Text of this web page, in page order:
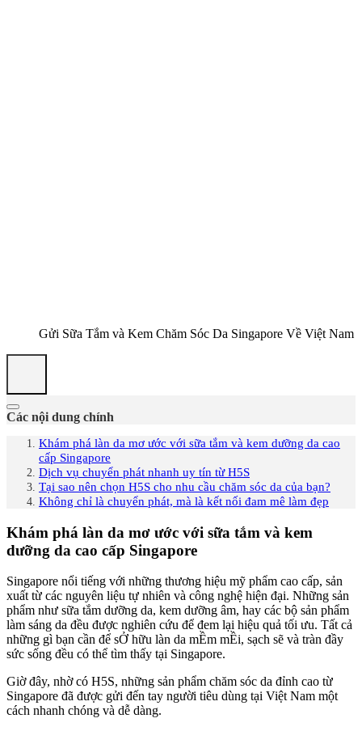
Gửi Sữa Tắm và Kem Chăm Sóc Da Singapore Về Việt Nam
Các nội dung chính
Khám phá làn da mơ ước với sữa tắm và kem dưỡng da cao
cấp Singapore
Dịch vụ chuyển phát nhanh uy tín từ H5S
Tại sao nên chọn H5S cho nhu cầu chăm sóc da của bạn?
Không chỉ là chuyển phát, mà là kết nối đam mê làm đẹp
Khám phá làn da mơ ước với sữa tắm và kem
dưỡng da cao cấp Singapore
Singapore nổi tiếng với những thương hiệu mỹ phẩm cao cấp, sản
xuất từ các nguyên liệu tự nhiên và công nghệ hiện đại. Những sản
phẩm như sữa tắm dưỡng da, kem dưỡng âm, hay các bộ sản phẩm
làm sáng da đều được nghiên cứu để đem lại hiệu quả tối ưu. Tất cả
những gì bạn cần để sỞ hữu làn da mỀm mỀi, sạch sẽ và tràn đầy
sức sống đều có thể tìm thấy tại Singapore.
Giờ đây, nhờ có H5S, những sản phẩm chăm sóc da đỉnh cao từ
Singapore đã được gửi đến tay người tiêu dùng tại Việt Nam một
cách nhanh chóng và dễ dàng.